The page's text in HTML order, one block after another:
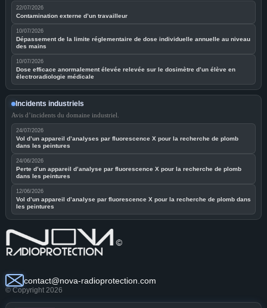
22/07/2026
Contamination externe d’un travailleur
10/07/2026
Dépassement de la limite réglementaire de dose individuelle annuelle au niveau
des mains
10/07/2026
Dose efficace anormalement élevée relevée sur le dosimètre d’un élève en
électroradiologie médicale
Incidents industriels
Avis d’incidents du domaine industriel.
24/07/2026
Vol d’un appareil d’analyses par fluorescence X pour la recherche de plomb
dans les peintures
24/06/2026
Perte d’un appareil d’analyse par fluorescence X pour la recherche de plomb
dans les peintures
12/06/2026
Vol d’un appareil d’analyse par fluorescence X pour la recherche de plomb dans
les peintures
contact@nova-radioprotection.com
© Copyright 2026